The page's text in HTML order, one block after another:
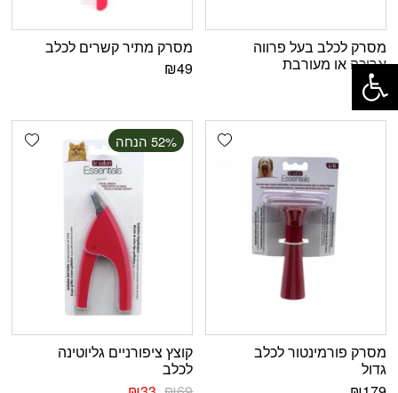
מסרק לכלב בעל פרווה
ארוכה או מעורבת
₪45
מסרק מתיר קשרים לכלב
₪49
Add wishlist
מסרק פורמינטור לכלב
גדול
‫52% הנחה
קוצץ ציפורניים גליוטינה
לכלב
פתח סרגל נגישות